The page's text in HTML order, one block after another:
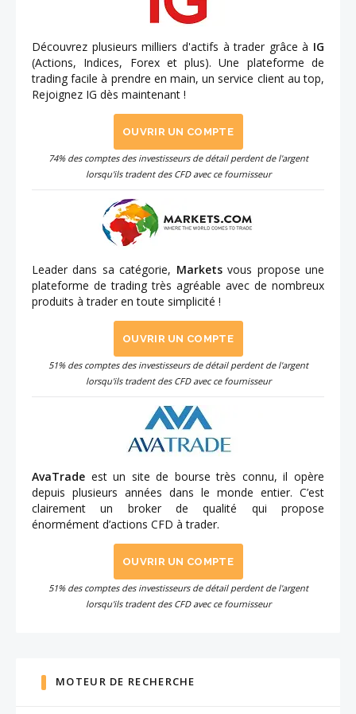
Découvrez plusieurs milliers d'actifs à trader grâce à IG
(Actions, Indices, Forex et plus). Une plateforme de
trading facile à prendre en main, un service client au top,
Rejoignez IG dès maintenant !
OUVRIR UN COMPTE
74% des comptes des investisseurs de détail perdent de l'argent
lorsqu'ils tradent des CFD avec ce fournisseur
Leader dans sa catégorie, Marketsvous propose une
plateforme de trading très agréable avec de nombreux
produits à trader en toute simplicité !
OUVRIR UN COMPTE
51% des comptes des investisseurs de détail perdent de l'argent
lorsqu'ils tradent des CFD avec ce fournisseur
AvaTrade est un site de bourse très connu, il opère
depuis plusieurs années dans le monde entier. C’est
clairement un broker de qualité qui propose
énormément d’actions CFD à trader.
OUVRIR UN COMPTE
51% des comptes des investisseurs de détail perdent de l'argent
lorsqu'ils tradent des CFD avec ce fournisseur
MOTEUR DE RECHERCHE